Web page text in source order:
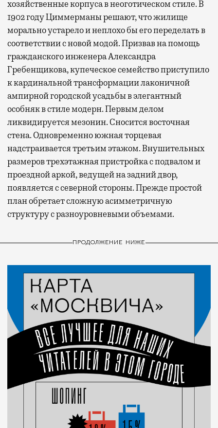
хозяйственные корпуса в неоготическом стиле. В
1902 году Циммерманы решают, что жилище
морально устарело и неплохо бы его переделать в
соответствии с новой модой. Призвав на помощь
гражданского инженера Александра
Гребенщикова, купеческое семейство приступило
к кардинальной трансформации лаконичной
ампирной городской усадьбы в элегантный
особняк в стиле модерн. Первым делом
ликвидируется мезонин. Сносится восточная
стена. Одновременно южная торцевая
надстраивается третьим этажом. Внушительных
размеров трехэтажная пристройка с подвалом и
проездной аркой, ведущей на задний двор,
появляется с северной стороны. Прежде простой
план обретает сложную асимметричную
структуру с разноуровневыми объемами.
ПРОДОЛЖЕНИЕ НИЖЕ